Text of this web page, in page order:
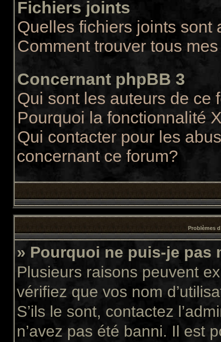
Fichiers joints
Quelles fichiers joints sont
Comment trouver tous
Concernant phpBB 3
Qui sont les auteurs de ce
Pourquoi la fonctionnalité
Qui contacter pour les
concernant ce forum?
Problèmes
» Pourquoi ne puis-je pas
Plusieurs raisons peuvent
vérifiez que vos nom
S’ils le sont, contactez
n’avez pas été banni. Il est